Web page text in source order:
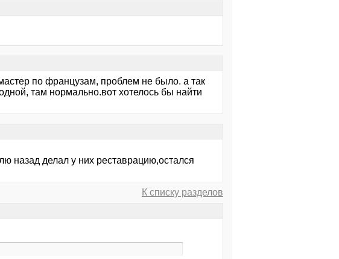
по французам, проблем не было. а так
там нормально.вот хотелось бы найти
назад делал у них реставрацию,остался
К списку разделов